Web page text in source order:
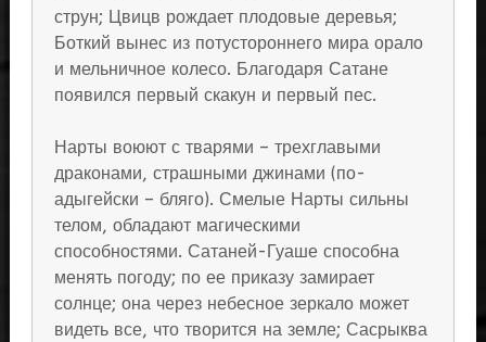
струн; Цвицв рождает плодовые деревья;
Боткий вынес из потустороннего мира орало
и мельничное колесо. Благодаря Сатане
появился первый скакун и первый пес.
Нарты воюют с тварями – трехглавыми
драконами, страшными джинами (по-
адыгейски – бляго). Смелые Нарты сильны
телом, обладают магическими
способностями. Сатаней-Гуаше способна
менять погоду; по ее приказу замирает
солнце; она через небесное зеркало может
видеть все, что творится на земле; Сасрыква